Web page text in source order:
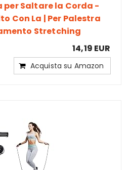
per Saltare la Corda -
Con La | Per Palestra
Stretching
14,19 EUR
Acquista su Amazon